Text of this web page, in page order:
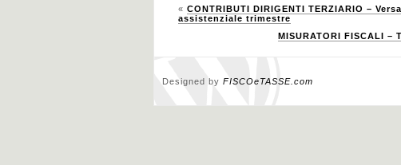
« CONTRIBUTI DIRIGENTI TERZIARIO –
assistenziale trimestre
MISURATORI FISCALI
Designed by FISCOeTASSE.com